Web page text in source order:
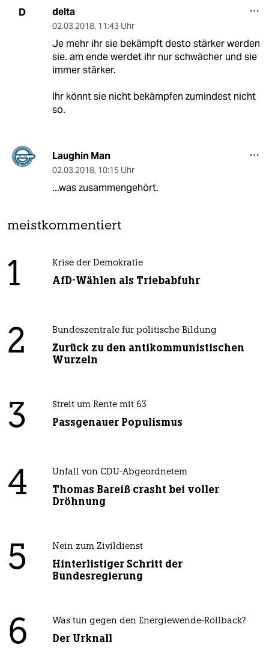
D delta
02.03.2018, 11:43 Uhr
Je mehr ihr sie bekämpft desto stärker werden
sie. am ende werdet ihr nur schwächer und sie
immer stärker.
Ihr könnt sie nicht bekämpfen zumindest nicht
so.
Laughin Man
02.03.2018, 10:15 Uhr
...was zusammengehört.
meistkommentiert
1 Krise der Demokratie
AfD-Wählen als Triebabfuhr
2 Bundeszentrale für politische Bildung
Zurück zu den antikommunistischen
Wurzeln
3 Streit um Rente mit 63
Passgenauer Populismus
4 Unfall von CDU-Abgeordnetem
Thomas Bareiß crasht bei voller
Dröhnung
5 Nein zum Zivildienst
Hinterlistiger Schritt der
Bundesregierung
6 Was tun gegen den Energiewende-Rollback?
Der Urknall